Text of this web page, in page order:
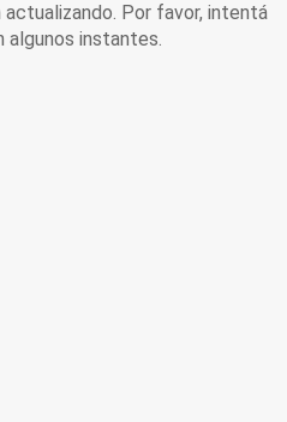
Por favor, intentá
algunos instantes.